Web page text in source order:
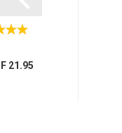
21.95